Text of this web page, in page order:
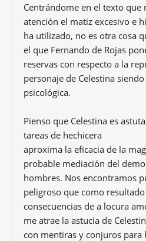
Centrándome en el texto que
atención el matiz excesivo e
ha utilizado, no es otra cosa
el que Fernando de Rojas
reservas con respecto a la
personaje de Celestina
psicológica.
Pienso que Celestina es
tareas de hechicera
aproxima la eficacia de la
probable mediación del
hombres. Nos encontramos
peligroso que como
consecuencias de a locura
me atrae la astucia de
con mentiras y conjuros para